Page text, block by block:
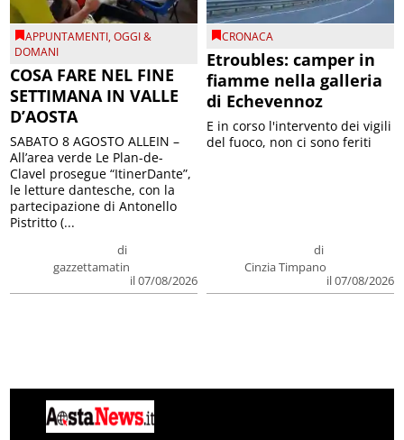
APPUNTAMENTI,OGGI &
DOMANI
COSA FARE NEL FINE
SETTIMANA IN VALLE
D’AOSTA
di
gazzettamatin
il 07/08/2026
SABATO 8 AGOSTO ALLEIN –
All’area verde Le Plan-de-
Clavel prosegue “ItinerDante”,
le letture dantesche, con la
partecipazione di Antonello
Pistritto (...
CRONACA
Etroubles: camper in
fiamme nella galleria
di Echevennoz
di
Cinzia Timpano
il 07/08/2026
E in corso l'intervento dei vigili
del fuoco, non ci sono feriti